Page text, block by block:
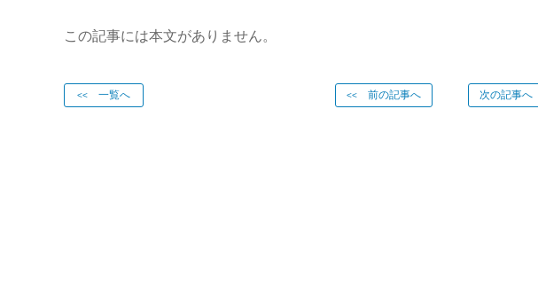
この記事には本文がありません。
<< 前の記事へ 次の記事へ
<< 一覧へ